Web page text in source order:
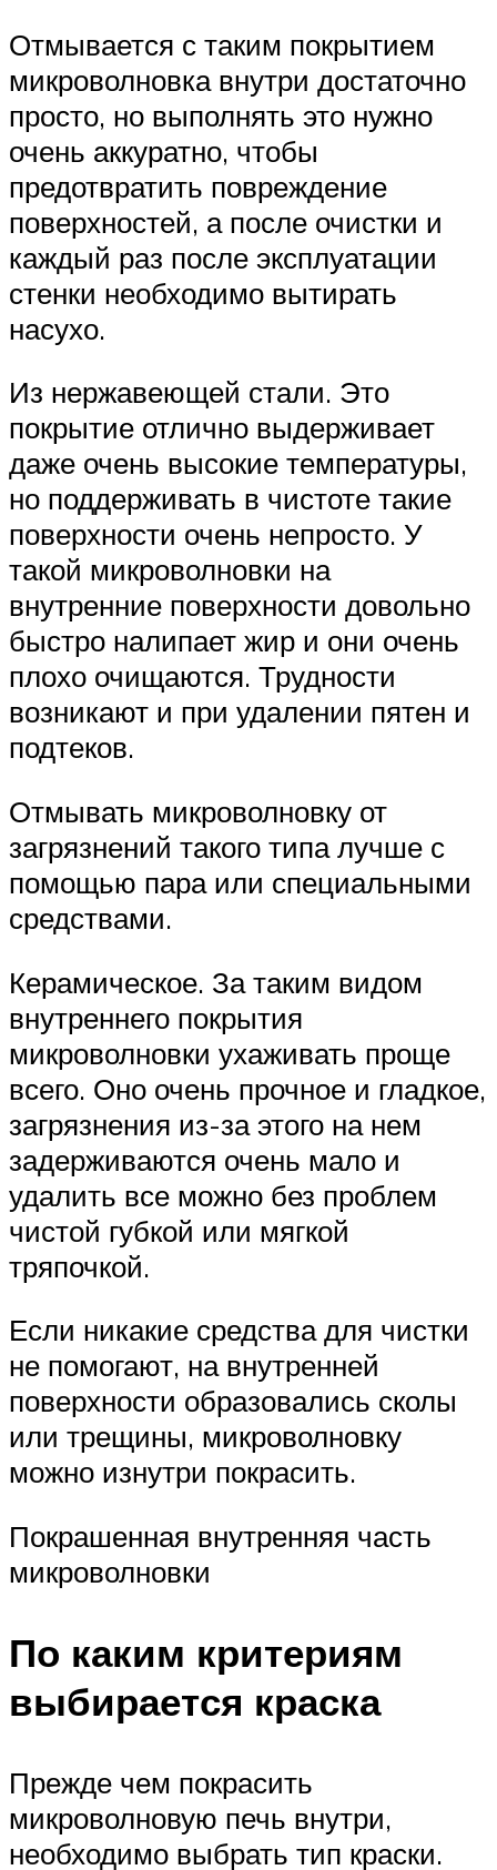
Отмывается с таким покрытием
микроволновка внутри достаточно
просто, но выполнять это нужно
очень аккуратно, чтобы
предотвратить повреждение
поверхностей, а после очистки и
каждый раз после эксплуатации
стенки необходимо вытирать
насухо.
Из нержавеющей стали. Это
покрытие отлично выдерживает
даже очень высокие температуры,
но поддерживать в чистоте такие
поверхности очень непросто. У
такой микроволновки на
внутренние поверхности довольно
быстро налипает жир и они очень
плохо очищаются. Трудности
возникают и при удалении пятен и
подтеков.
Отмывать микроволновку от
загрязнений такого типа лучше с
помощью пара или специальными
средствами.
Керамическое. За таким видом
внутреннего покрытия
микроволновки ухаживать проще
всего. Оно очень прочное и гладкое,
загрязнения из-за этого на нем
задерживаются очень мало и
удалить все можно без проблем
чистой губкой или мягкой
тряпочкой.
Если никакие средства для чистки
не помогают, на внутренней
поверхности образовались сколы
или трещины, микроволновку
можно изнутри покрасить.
Покрашенная внутренняя часть
микроволновки
По каким критериям
выбирается краска
Прежде чем покрасить
микроволновую печь внутри,
необходимо выбрать тип краски.